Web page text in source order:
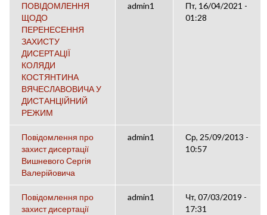
ПОВІДОМЛЕННЯ
ЩОДО
ПЕРЕНЕСЕННЯ
ЗАХИСТУ
ДИСЕРТАЦІЇ
КОЛЯДИ
КОСТЯНТИНА
ВЯЧЕСЛАВОВИЧА У
ДИСТАНЦІЙНИЙ
РЕЖИМ
admin1
Пт, 16/04/2021 -
01:28
Повідомлення про
захист дисертації
Вишневого Сергія
Валерійовича
admin1
Ср, 25/09/2013 -
10:57
Повідомлення про
захист дисертації
admin1
Чт, 07/03/2019 -
17:31